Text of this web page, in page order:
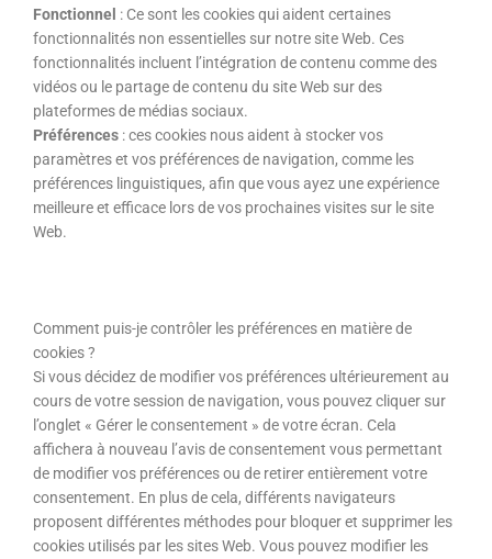
Fonctionnel : Ce sont les cookies qui aident certaines
fonctionnalités non essentielles sur notre site Web. Ces
fonctionnalités incluent l’intégration de contenu comme des
vidéos ou le partage de contenu du site Web sur des
plateformes de médias sociaux.
Préférences : ces cookies nous aident à stocker vos
paramètres et vos préférences de navigation, comme les
préférences linguistiques, afin que vous ayez une expérience
meilleure et efficace lors de vos prochaines visites sur le site
Web.
Comment puis-je contrôler les préférences en matière de
cookies ?
Si vous décidez de modifier vos préférences ultérieurement au
cours de votre session de navigation, vous pouvez cliquer sur
l’onglet « Gérer le consentement » de votre écran. Cela
affichera à nouveau l’avis de consentement vous permettant
de modifier vos préférences ou de retirer entièrement votre
consentement. En plus de cela, différents navigateurs
proposent différentes méthodes pour bloquer et supprimer les
cookies utilisés par les sites Web. Vous pouvez modifier les